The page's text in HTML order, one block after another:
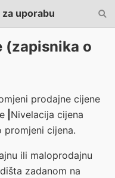
uporabu
(zapisnika o
prodajne cijene
Nivelacija cijena
promjeni cijena.
ili maloprodajnu
zadanom na